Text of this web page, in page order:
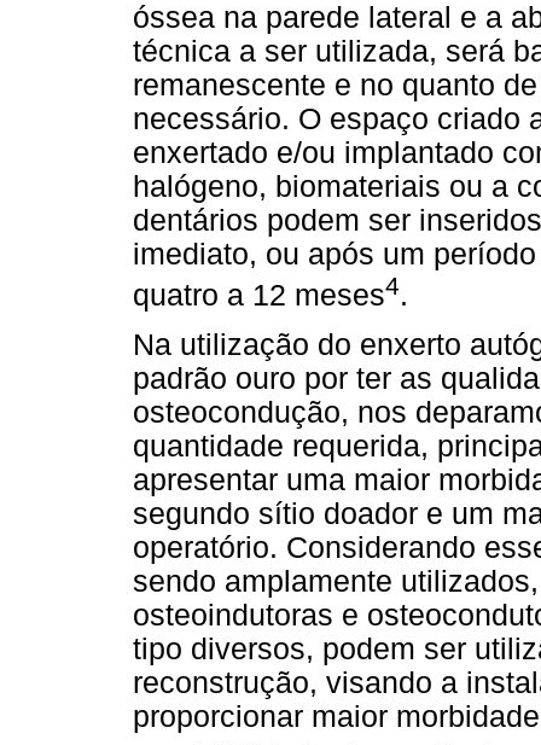
óssea na parede lateral e a
técnica a ser utilizada, será
remanescente e no quanto
necessário. O espaço criado
enxertado e/ou implantado
halógeno, biomateriais ou a
dentários podem ser
imediato, ou após um
quatro a 12 meses4.
Na utilização do enxerto
padrão ouro por ter as
osteocondução, nos
quantidade requerida,
apresentar uma maior
segundo sítio doador e um
operatório. Considerando
sendo amplamente
osteoindutoras e
tipo diversos, podem ser
reconstrução, visando a
proporcionar maior